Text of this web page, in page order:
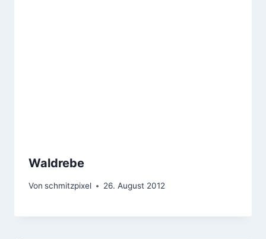
Waldrebe
Von schmitzpixel 26. August 2012